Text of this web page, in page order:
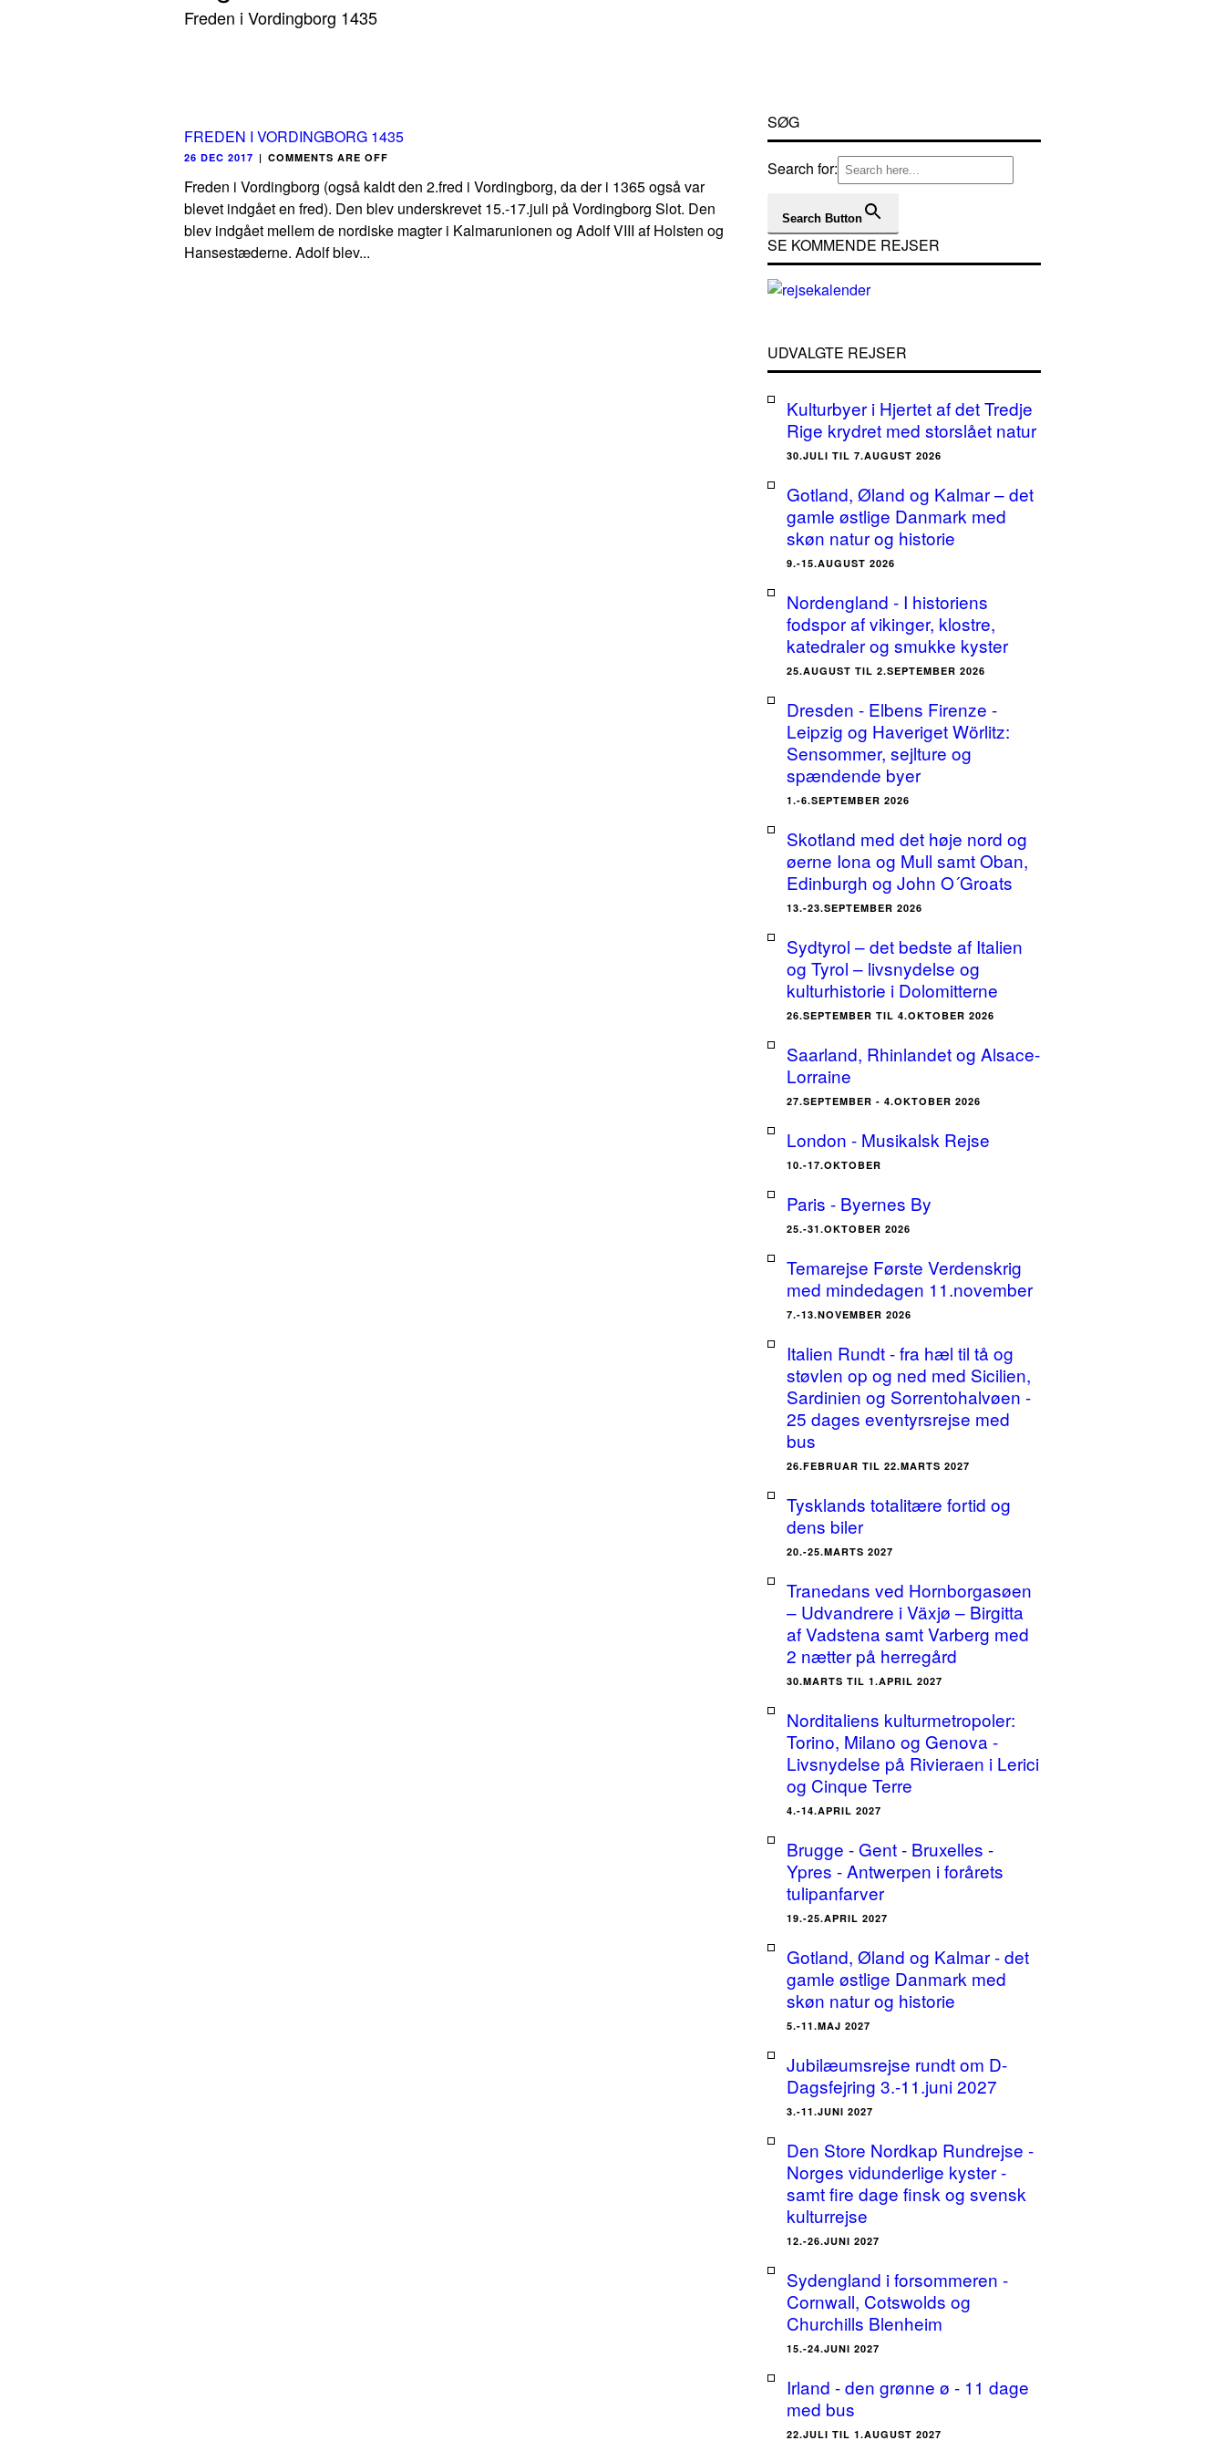
Freden i Vordingborg 1435
FREDEN I VORDINGBORG 1435
26 DEC 2017 | COMMENTS ARE OFF
Freden i Vordingborg (også kaldt den 2.fred i Vordingborg, da der i 1365 også var
blevet indgået en fred). Den blev underskrevet 15.-17.juli på Vordingborg Slot. Den
blev indgået mellem de nordiske magter i Kalmarunionen og Adolf VIII af Holsten og
Hansestæderne. Adolf blev...
SØG
Search for:
Search Button
SE KOMMENDE REJSER
UDVALGTE REJSER
Kulturbyer i Hjertet af det Tredje
Rige krydret med storslået natur
30.JULI TIL 7.AUGUST 2026
Gotland, Øland og Kalmar – det
gamle østlige Danmark med
skøn natur og historie
9.-15.AUGUST 2026
Nordengland - I historiens
fodspor af vikinger, klostre,
katedraler og smukke kyster
25.AUGUST TIL 2.SEPTEMBER 2026
Dresden - Elbens Firenze -
Leipzig og Haveriget Wörlitz:
Sensommer, sejlture og
spændende byer
1.-6.SEPTEMBER 2026
Skotland med det høje nord og
øerne Iona og Mull samt Oban,
Edinburgh og John O´Groats
13.-23.SEPTEMBER 2026
Sydtyrol – det bedste af Italien
og Tyrol – livsnydelse og
kulturhistorie i Dolomitterne
26.SEPTEMBER TIL 4.OKTOBER 2026
Saarland, Rhinlandet og Alsace-
Lorraine
27.SEPTEMBER - 4.OKTOBER 2026
London - Musikalsk Rejse
10.-17.OKTOBER
Paris - Byernes By
25.-31.OKTOBER 2026
Temarejse Første Verdenskrig
med mindedagen 11.november
7.-13.NOVEMBER 2026
Italien Rundt - fra hæl til tå og
støvlen op og ned med Sicilien,
Sardinien og Sorrentohalvøen -
25 dages eventyrsrejse med
bus
26.FEBRUAR TIL 22.MARTS 2027
Tysklands totalitære fortid og
dens biler
20.-25.MARTS 2027
Tranedans ved Hornborgasøen
– Udvandrere i Växjø – Birgitta
af Vadstena samt Varberg med
2 nætter på herregård
30.MARTS TIL 1.APRIL 2027
Norditaliens kulturmetropoler:
Torino, Milano og Genova -
Livsnydelse på Rivieraen i Lerici
og Cinque Terre
4.-14.APRIL 2027
Brugge - Gent - Bruxelles -
Ypres - Antwerpen i forårets
tulipanfarver
19.-25.APRIL 2027
Gotland, Øland og Kalmar - det
gamle østlige Danmark med
skøn natur og historie
5.-11.MAJ 2027
Jubilæumsrejse rundt om D-
Dagsfejring 3.-11.juni 2027
3.-11.JUNI 2027
Den Store Nordkap Rundrejse -
Norges vidunderlige kyster -
samt fire dage finsk og svensk
kulturrejse
12.-26.JUNI 2027
Sydengland i forsommeren -
Cornwall, Cotswolds og
Churchills Blenheim
15.-24.JUNI 2027
Irland - den grønne ø - 11 dage
med bus
22.JULI TIL 1.AUGUST 2027